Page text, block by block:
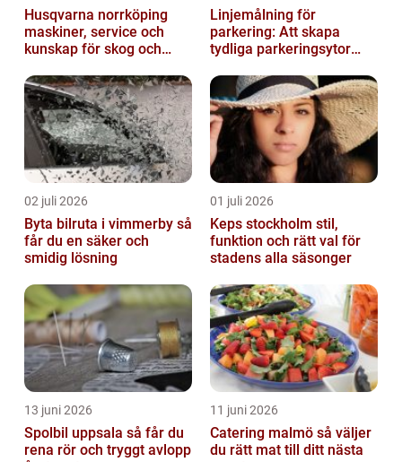
Husqvarna norrköping
maskiner, service och
kunskap för skog och
Linjemålning för
parkering: Att skapa
tydliga parkeringsytor
parkeringslinjer
02 juli 2026
Byta bilruta i vimmerby så
får du en säker och
smidig lösning
01 juli 2026
Keps stockholm stil,
funktion och rätt val för
stadens alla säsonger
13 juni 2026
Spolbil uppsala så får du
rena rör och tryggt avlopp
11 juni 2026
Catering malmö så väljer
du rätt mat till ditt nästa